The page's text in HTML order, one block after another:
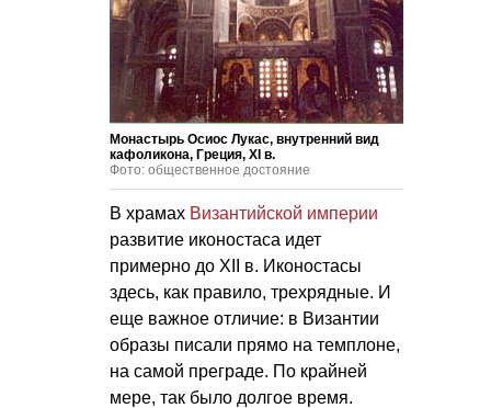
Монастырь Осиос Лукас, внутренний вид
кафоликона, Греция, XI в.
Фото: общественное достояние
В храмах Византийской империи
развитие иконостаса идет
примерно до XII в. Иконостасы
здесь, как правило, трехрядные. И
еще важное отличие: в Византии
образы писали прямо на темплоне,
на самой преграде. По крайней
мере, так было долгое время.